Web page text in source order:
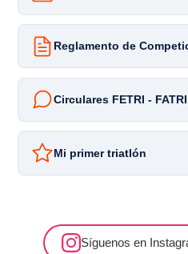
Reglamento de
Circulares FETRI - FATRI
Mi primer triatlón
Síguenos en